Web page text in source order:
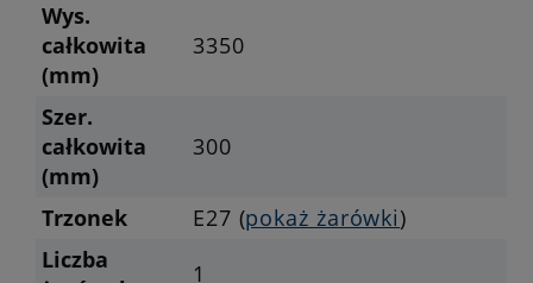
Wys.
całkowita
(mm)
3350
Szer.
całkowita
(mm)
300
Trzonek E27 (pokaż żarówki)
Liczba
1